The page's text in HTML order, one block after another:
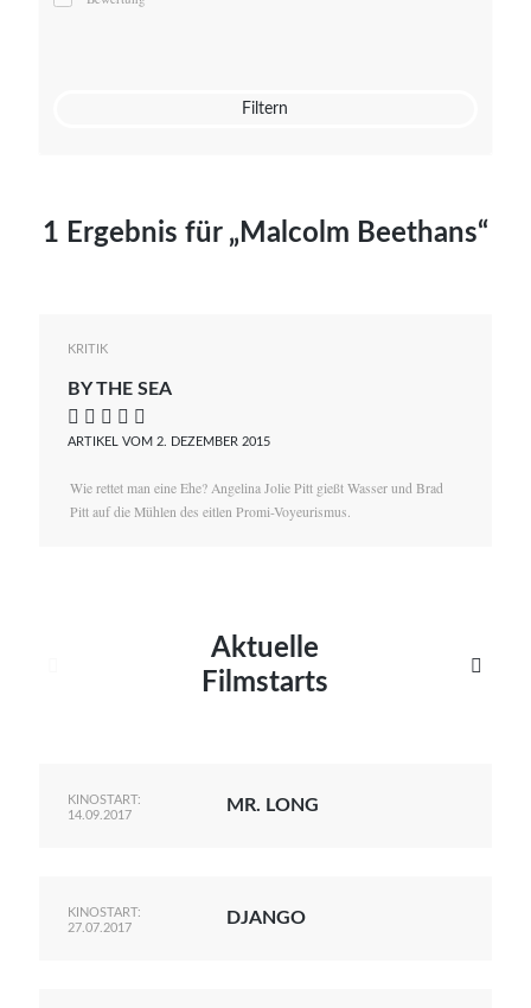
Mato von Vogelstein
Filtern
1 Ergebnis für „Malcolm Beethans“
KRITIK
BY THE SEA
    
ARTIKEL VOM 2. DEZEMBER 2015
Wie rettet man eine Ehe? Angelina Jolie Pitt gießt Wasser und Brad
Pitt auf die Mühlen des eitlen Promi-Voyeurismus.
Aktuelle
Filmstarts

KINOSTART:
14.09.2017
MR. LONG
KINOSTART:
27.07.2017
DJANGO